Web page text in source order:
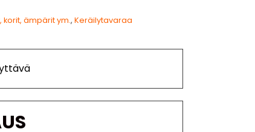
korit, ämpärit ym.,Keräilytavaraa